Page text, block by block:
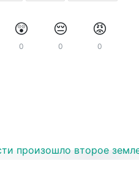
😲
0
😔
0
😡
0